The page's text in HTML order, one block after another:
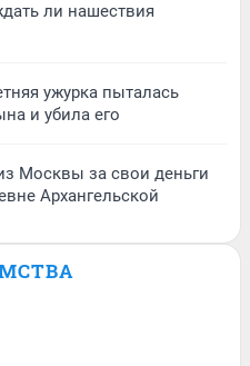
ли нашествия
ужурка пыталась
и убила его
Москвы за свои деньги
Архангельской